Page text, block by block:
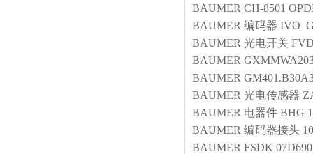
BAUMER CH-8501
BAUMER 编码器 IVO
BAUMER 光电开关
BAUMER
BAUMER
BAUMER 光电传感器
BAUMER 电器件 BHG
BAUMER 编码器接头
BAUMER FSDK